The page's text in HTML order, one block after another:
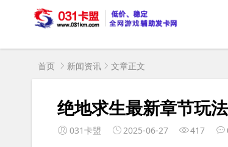
首页 新闻资讯 文章正文
绝地求生最新章节玩
031卡盟 2025-06-27 417